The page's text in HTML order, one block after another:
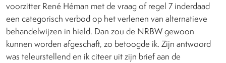
voorzitter René Héman met de vraag of regel 7 inderdaad
een categorisch verbod op het verlenen van alternatieve
behandelwijzen in hield. Dan zou de NRBW gewoon
kunnen worden afgeschaft, zo betoogde ik. Zijn antwoord
was teleurstellend en ik citeer uit zijn brief aan de